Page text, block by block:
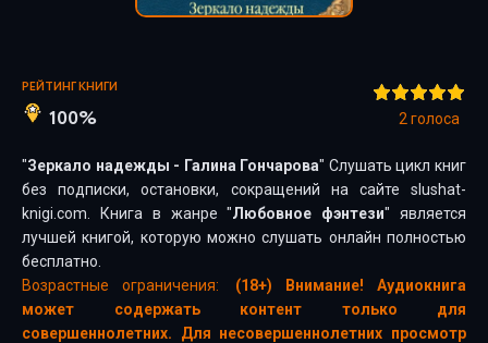
РЕЙТИНГ КНИГИ
100% 2 голоса
"Зеркало надежды - Галина Гончарова" Слушать цикл книг
без подписки, остановки, сокращений на сайте slushat-
knigi.com. Книга в жанре "Любовное фэнтези" является
лучшей книгой, которую можно слушать онлайн полностью
бесплатно.
Возрастные ограничения:
(18+) Внимание! Аудиокнига
может содержать контент только для
совершеннолетних. Для несовершеннолетних просмотр